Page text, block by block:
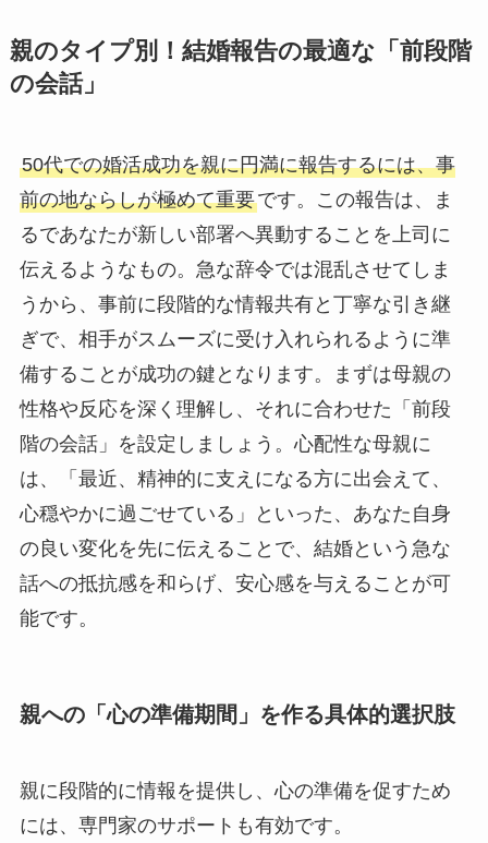
親のタイプ別！結婚報告の最適な「前段階
の会話」
50代での婚活成功を親に円満に報告するには、事
前の地ならしが極めて重要です。この報告は、ま
るであなたが新しい部署へ異動することを上司に
伝えるようなもの。急な辞令では混乱させてしま
うから、事前に段階的な情報共有と丁寧な引き継
ぎで、相手がスムーズに受け入れられるように準
備することが成功の鍵となります。まずは母親の
性格や反応を深く理解し、それに合わせた「前段
階の会話」を設定しましょう。心配性な母親に
は、「最近、精神的に支えになる方に出会えて、
心穏やかに過ごせている」といった、あなた自身
の良い変化を先に伝えることで、結婚という急な
話への抵抗感を和らげ、安心感を与えることが可
能です。
親への「心の準備期間」を作る具体的選択肢
親に段階的に情報を提供し、心の準備を促すため
には、専門家のサポートも有効です。